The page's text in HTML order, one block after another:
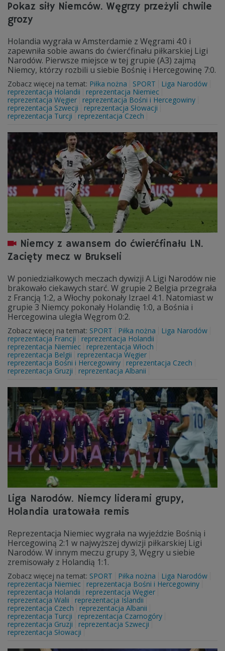
Pokaz siły Niemców. Węgrzy przeżyli chwile
grozy
Holandia wygrała w Amsterdamie z Węgrami 4:0 i
zapewniła sobie awans do ćwierćfinału piłkarskiej Ligi
Narodów. Pierwsze miejsce w tej grupie (A3) zajmą
Niemcy, którzy rozbili u siebie Bośnię i Hercegowinę 7:0.
Zobacz więcej na temat: Piłka nożna SPORT
Liga Narodów
reprezentacja Holandii
reprezentacja Niemiec
reprezentacja Węgier
reprezentacja Bośni i Hercegowiny
reprezentacja Szwecji
reprezentacja Słowacji
reprezentacja Turcji
reprezentacja Czech
Niemcy z awansem do ćwierćfinału LN.
Zacięty mecz w Brukseli
W poniedziałkowych meczach dywizji A Ligi Narodów nie
brakowało ciekawych starć. W grupie 2 Belgia przegrała
z Francją 1:2, a Włochy pokonały Izrael 4:1. Natomiast w
grupie 3 Niemcy pokonały Holandię 1:0, a Bośnia i
Hercegowina uległa Węgrom 0:2.
Zobacz więcej na temat: SPORT Piłka nożna
Liga Narodów
reprezentacja Francji
reprezentacja Holandii
reprezentacja Niemiec
reprezentacja Włoch
reprezentacja Belgii
reprezentacja Węgier
reprezentacja Bośni i Hercegowiny
reprezentacja Czech
reprezentacja Gruzji
reprezentacja Albanii
Liga Narodów. Niemcy liderami grupy,
Holandia uratowała remis
Reprezentacja Niemiec wygrała na wyjeździe Bośnią i
Hercegowiną 2:1 w najwyższej dywizji piłkarskiej Ligi
Narodów. W innym meczu grupy 3, Węgry u siebie
zremisowały z Holandią 1:1.
Zobacz więcej na temat: SPORT Piłka nożna
Liga Narodów
reprezentacja Niemiec
reprezentacja Bośni i Hercegowiny
reprezentacja Holandii
reprezentacja Węgier
reprezentacja Walii
reprezentacja Islandii
reprezentacja Czech
reprezentacja Albanii
reprezentacja Turcji
reprezentacja Czarnogóry
reprezentacja Gruzji
reprezentacja Szwecji
reprezentacja Słowacji